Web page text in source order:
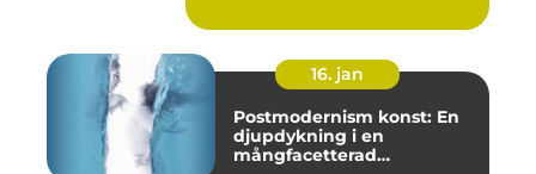
16. jan
Postmodernism konst: En
djupdykning i en
mångfacetterad